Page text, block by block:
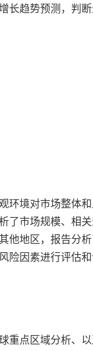
趋势预测，判
环境对市场整体
了市场规模、相
地区，报告分
险因素进行评估
点区域分析、